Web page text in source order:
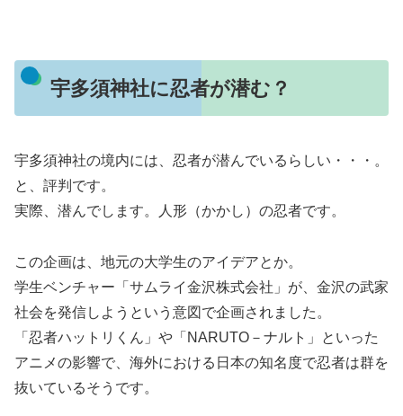
宇多須神社に忍者が潜む？
宇多須神社の境内には、忍者が潜んでいるらしい・・・。
と、評判です。
実際、潜んでします。人形（かかし）の忍者です。
この企画は、地元の大学生のアイデアとか。
学生ベンチャー「サムライ金沢株式会社」が、金沢の武家
社会を発信しようという意図で企画されました。
「忍者ハットリくん」や「NARUTO－ナルト」といった
アニメの影響で、海外における日本の知名度で忍者は群を
抜いているそうです。